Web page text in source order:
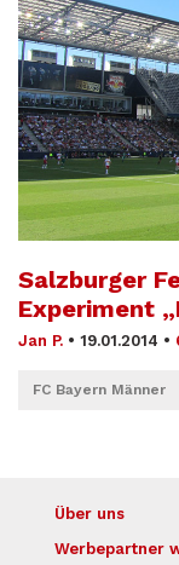
Salzburger
Experiment
Jan P. • 19.01.2014 •
FC Bayern Männer
Über uns
Werbepartner